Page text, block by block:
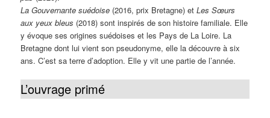
La Gouvernante suédoise (2016, prix Bretagne) etLes Sœurs
aux yeux bleus (2018) sont inspirés de son histoire familiale. Elle
y évoque ses origines suédoises et les Pays de La Loire. La
Bretagne dont lui vient son pseudonyme, elle la découvre à six
ans. C’est sa terre d’adoption. Elle y vit une partie de l’année.
L’ouvrage primé